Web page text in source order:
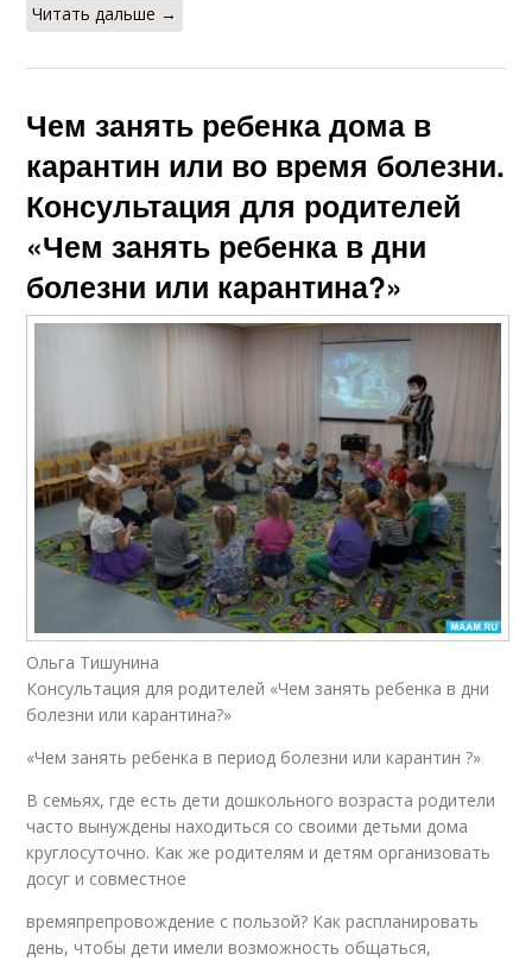
Читать дальше →
Чем занять ребенка дома в
карантин или во время болезни.
Консультация для родителей
«Чем занять ребенка в дни
болезни или карантина?»
Ольга Тишунина
Консультация для родителей «Чем занять ребенка в дни
болезни или карантина?»
«Чем занять ребенка в период болезни или карантин ?»
В семьях, где есть дети дошкольного возраста родители
часто вынуждены находиться со своими детьми дома
круглосуточно. Как же родителям и детям организовать
досуг и совместное
времяпрепровождение с пользой? Как распланировать
день, чтобы дети имели возможность общаться,